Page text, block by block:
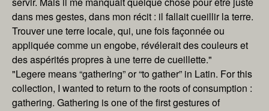
dans mes gestes, dans mon récit : il fallait cueillir la terre.
Trouver une terre locale, qui, une fois façonnée ou
appliquée comme un engobe, révélerait des couleurs et
des aspérités propres à une terre de cueillette."
"Legere means “gathering” or “to gather” in Latin. For this
collection, I wanted to return to the roots of consumption :
gathering. Gathering is one of the first gestures of